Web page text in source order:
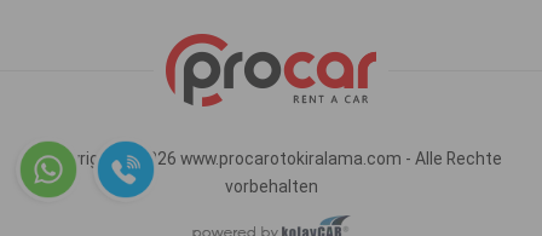
Copyright © 2026 www.procarotokiralama.com - Alle Rechte
vorbehalten